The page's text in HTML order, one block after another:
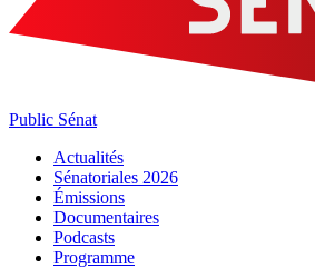
Public Sénat
Actualités
Sénatoriales 2026
Émissions
Documentaires
Podcasts
Programme